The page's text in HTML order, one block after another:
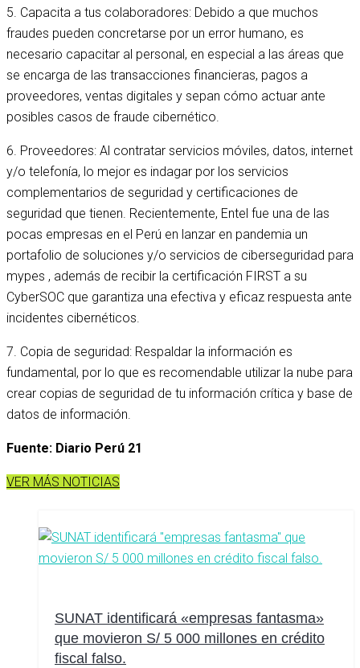
5. Capacita a tus colaboradores: Debido a que muchos
fraudes pueden concretarse por un error humano, es
necesario capacitar al personal, en especial a las áreas que
se encarga de las transacciones financieras, pagos a
proveedores, ventas digitales y sepan cómo actuar ante
posibles casos de fraude cibernético.
6. Proveedores: Al contratar servicios móviles, datos, internet
y/o telefonía, lo mejor es indagar por los servicios
complementarios de seguridad y certificaciones de
seguridad que tienen. Recientemente, Entel fue una de las
pocas empresas en el Perú en lanzar en pandemia un
portafolio de soluciones y/o servicios de ciberseguridad para
mypes , además de recibir la certificación FIRST a su
CyberSOC que garantiza una efectiva y eficaz respuesta ante
incidentes cibernéticos.
7. Copia de seguridad: Respaldar la información es
fundamental, por lo que es recomendable utilizar la nube para
crear copias de seguridad de tu información crítica y base de
datos de información.
Fuente: Diario Perú 21
VER MÁS NOTICIAS
SUNAT identificará «empresas fantasma»
que movieron S/ 5 000 millones en crédito
fiscal falso.